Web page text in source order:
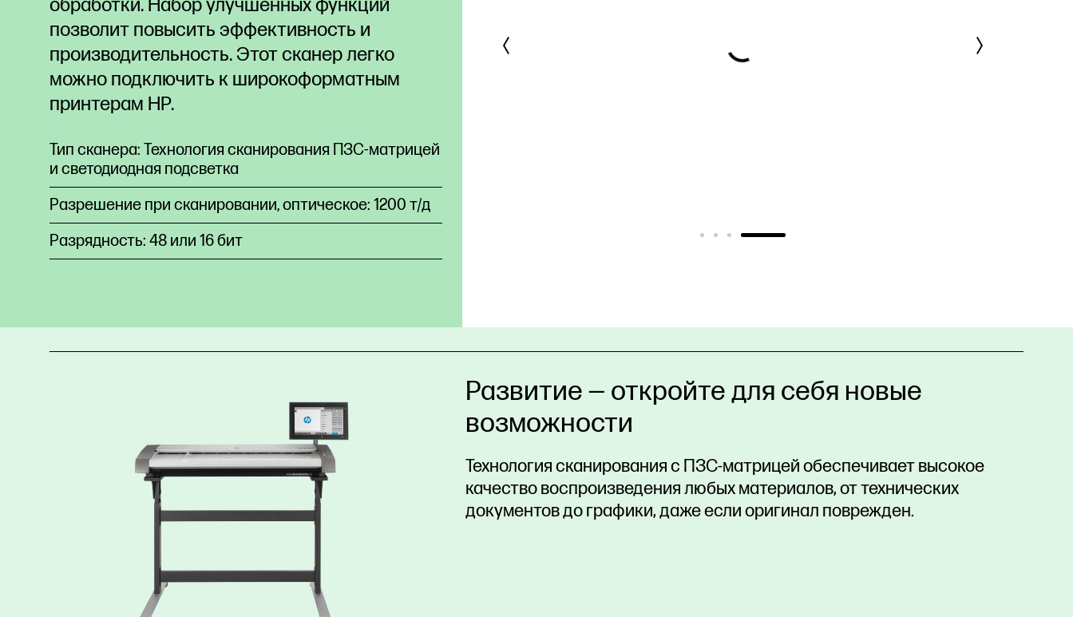
обработки. Набор улучшенных функций
позволит повысить эффективность и
производительность. Этот сканер легко
можно подключить к широкоформатным
принтерам HP.
Тип сканера: Технология сканирования ПЗС-матрицей
и светодиодная подсветка
Разрешение при сканировании, оптическое: 1200 т/д
Разрядность: 48 или 16 бит
Развитие — откройте для себя новые
возможности
Технология сканирования с ПЗС-матрицей обеспечивает высокое
качество воспроизведения любых материалов, от технических
документов до графики, даже если оригинал поврежден.